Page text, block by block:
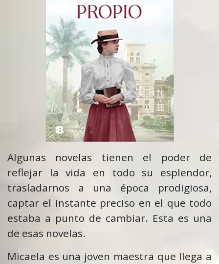
Algunas novelas tienen el poder de
reflejar la vida en todo su esplendor,
trasladarnos a una época prodigiosa,
captar el instante preciso en el que todo
estaba a punto de cambiar. Esta es una
de esas novelas.
Micaela es una joven maestra que llega a